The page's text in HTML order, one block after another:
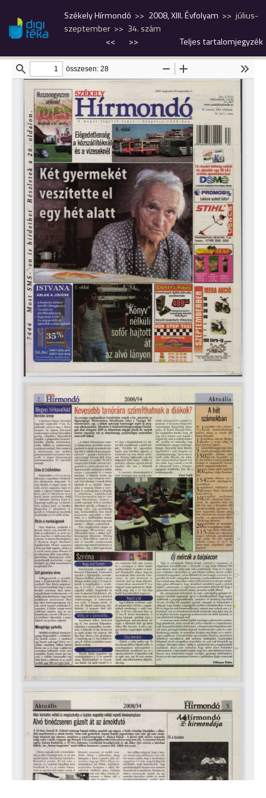
Székely Hírmondó 2008, XIII. Évfolyam
július-
szeptember
34. szám
<<
>> Teljes tartalomjegyzék